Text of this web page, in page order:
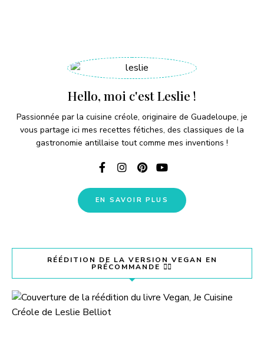
d
e
o
Hello, moi c'est Leslie !
Passionnée par la cuisine créole, originaire de Guadeloupe, je
vous partage ici mes recettes fétiches, des classiques de la
gastronomie antillaise tout comme mes inventions !
EN SAVOIR PLUS
RÉÉDITION DE LA VERSION VEGAN EN
PRÉCOMMANDE 👇🏽